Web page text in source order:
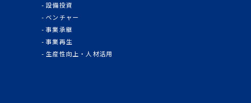
設備投資
ベンチャー
事業承継
事業再生
生産性向上・人材活用